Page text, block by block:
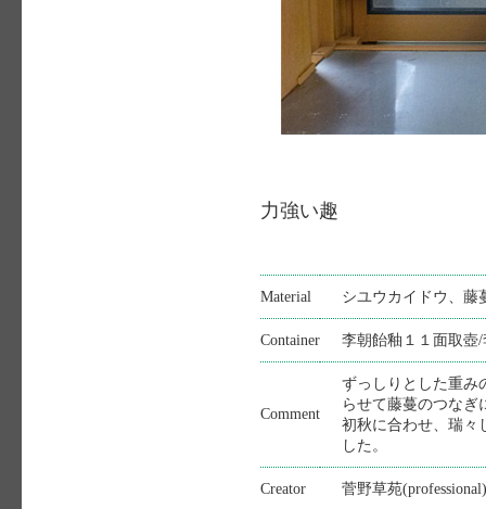
力強い趣
Material シユウカイドウ、藤
Container 李朝飴釉１１面取壺
Comment
ずっしりとした重み
らせて藤蔓のつなぎ
初秋に合わせ、瑞々
した。
Creator 菅野草苑